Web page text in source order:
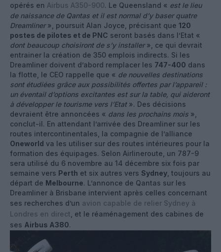
opérés en Airbus A350-900. Le Queensland « est le lieu
de naissance de Qantas et il est normal d’y baser quatre
Dreamliner», poursuit Alan Joyce, précisant que 120
postes de pilotes et de PNC seront basés dans l’Etat «
dont beaucoup choisiront de s’y installer», ce qui devrait
entrainer la création de 350 emplois indirects. Si les
Dreamliner doivent d’abord remplacer les 747-400 dans
la flotte, le CEO rappelle que « de nouvelles destinations
sont étudiées grâce aux possibilités offertes par l’appareil :
un éventail d’options excitantes est sur la table, qui aideront
à développer le tourisme vers l’Etat». Des décisions
devraient être annoncées « dans les prochains mois »,
conclut-il. En attendant l’arrivée des Dreamliner sur les
routes intercontinentales, la compagnie de l’alliance
Oneworld va les utiliser sur des routes intérieures pour la
formation des équipages. Selon Airlineroute, un 787-9
sera utilisé du 6 novembre au 14 décembre six fois par
semaine vers Perth et six autres vers Sydney , toujours au
départ de Melbourne. L’annonce de Qantas sur les
Dreamliner à Brisbane intervient après celles concernant
ses recherches d’un avion capable de relier Sydney à
Londres en direct , et le réaménagement des cabines de
ses Airbus A380.